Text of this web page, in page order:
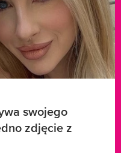
swojego
zdjęcie z